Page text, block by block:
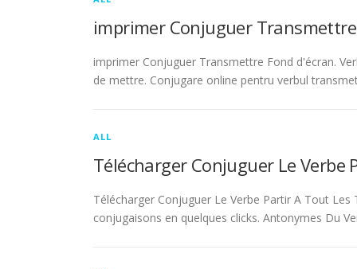
imprimer Conjuguer
imprimer Conjuguer Transmettre Fond d'écran.
de mettre. Conjugare online pentru verbul
ALL
Télécharger Conjuguer Le Verbe
Télécharger Conjuguer Le Verbe Partir A Tout
conjugaisons en quelques clicks. Antonymes Du